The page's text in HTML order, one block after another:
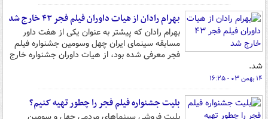
بهرام رادان از هیات داوران فیلم فجر ۴۳ خارج شد
بهرام رادان که پیشتر به عنوان یکی از هفت داور
مسابقه سینمای ایران چهل وسومین جشنواره فیلم
فجر معرفی شده بود، از هیات داوران جشنواره خارج
شد.
۱۴ بهمن ۰۳ - ۱۶:۲۵
بلیت جشنواره فیلم فجر را چطور تهیه کنیم؟